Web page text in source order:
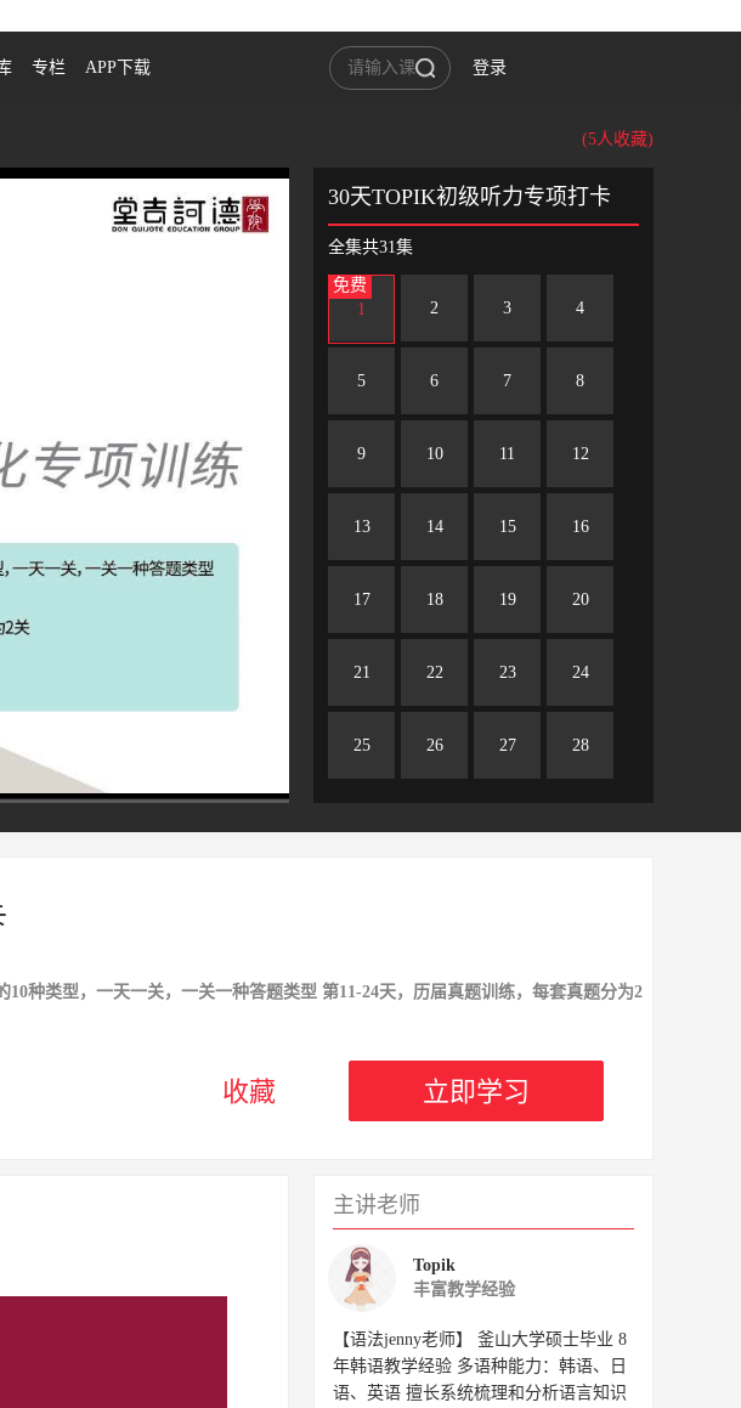
专栏 APP下载 登录
(5人收藏)
高清 1x
30天TOPIK初级听力专项打卡
全集共31集
免费
1
2 3 4
5 6 7 8
9 10 11 12
13 14 15 16
17 18 19 20
21 22 23 24
25 26 27 28
种类型，一天一关，一关一种答题类型 第11-24天，历届真题训练，每套真题分为2
收藏 立即学习
主讲老师
Topik
丰富教学经验
【语法jenny老师】 釜山大学硕士毕业 8
年韩语教学经验 多语种能力：韩语、日
语、英语 擅长系统梳理和分析语言知识